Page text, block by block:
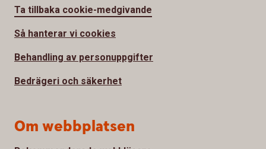
Ta tillbaka cookie-medgivande
Så hanterar vi cookies
Behandling av personuppgifter
Bedrägeri och säkerhet
Om webbplatsen